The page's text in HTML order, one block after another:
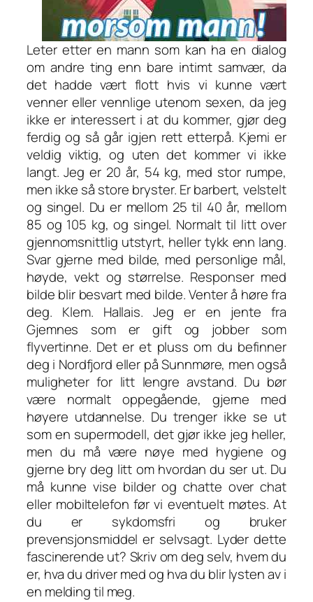
Leter etter en mann som kan ha en dialog
om andre ting enn bare intimt samvær, da
det hadde vært flott hvis vi kunne vært
venner eller vennlige utenom sexen, da jeg
ikke er interessert i at du kommer, gjør deg
ferdig og så går igjen rett etterpå. Kjemi er
veldig viktig, og uten det kommer vi ikke
langt. Jeg er 20 år, 54 kg, med stor rumpe,
men ikke så store bryster. Er barbert, velstelt
og singel. Du er mellom 25 til 40 år, mellom
85 og 105 kg, og singel. Normalt til litt over
gjennomsnittlig utstyrt, heller tykk enn lang.
Svar gjerne med bilde, med personlige mål,
høyde, vekt og størrelse. Responser med
bilde blir besvart med bilde. Venter å høre fra
deg. Klem. Hallais. Jeg er en jente fra
Gjemnes som er gift og jobber som
flyvertinne. Det er et pluss om du befinner
deg i Nordfjord eller på Sunnmøre, men også
muligheter for litt lengre avstand. Du bør
være normalt oppegående, gjerne med
høyere utdannelse. Du trenger ikke se ut
som en supermodell, det gjør ikke jeg heller,
men du må være nøye med hygiene og
gjerne bry deg litt om hvordan du ser ut. Du
må kunne vise bilder og chatte over chat
eller mobiltelefon før vi eventuelt møtes. At
du er sykdomsfri og bruker
prevensjonsmiddel er selvsagt. Lyder dette
fascinerende ut? Skriv om deg selv, hvem du
er, hva du driver med og hva du blir lysten av i
en melding til meg.